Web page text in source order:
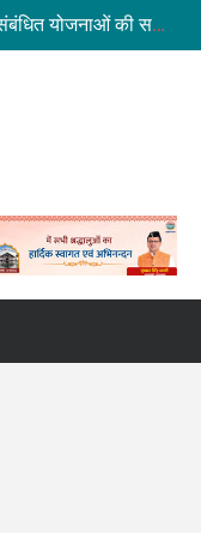
जिलाधिकारी की अध्यक्षता में आयोजित हुई वन भूमि हस्तांतरण की बैठक
बनाने पर जोर
की मौत